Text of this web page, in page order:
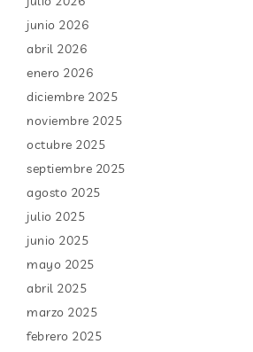
junio 2026
abril 2026
enero 2026
diciembre 2025
noviembre 2025
octubre 2025
septiembre 2025
agosto 2025
julio 2025
junio 2025
mayo 2025
abril 2025
marzo 2025
febrero 2025